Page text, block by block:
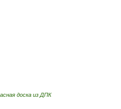
доска из ДПК